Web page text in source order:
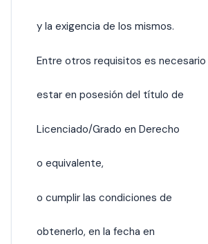
y la exigencia de los mismos.
Entre otros requisitos es necesario
estar en posesión del título de
Licenciado/Grado en Derecho
o equivalente,
o cumplir las condiciones de
obtenerlo, en la fecha en